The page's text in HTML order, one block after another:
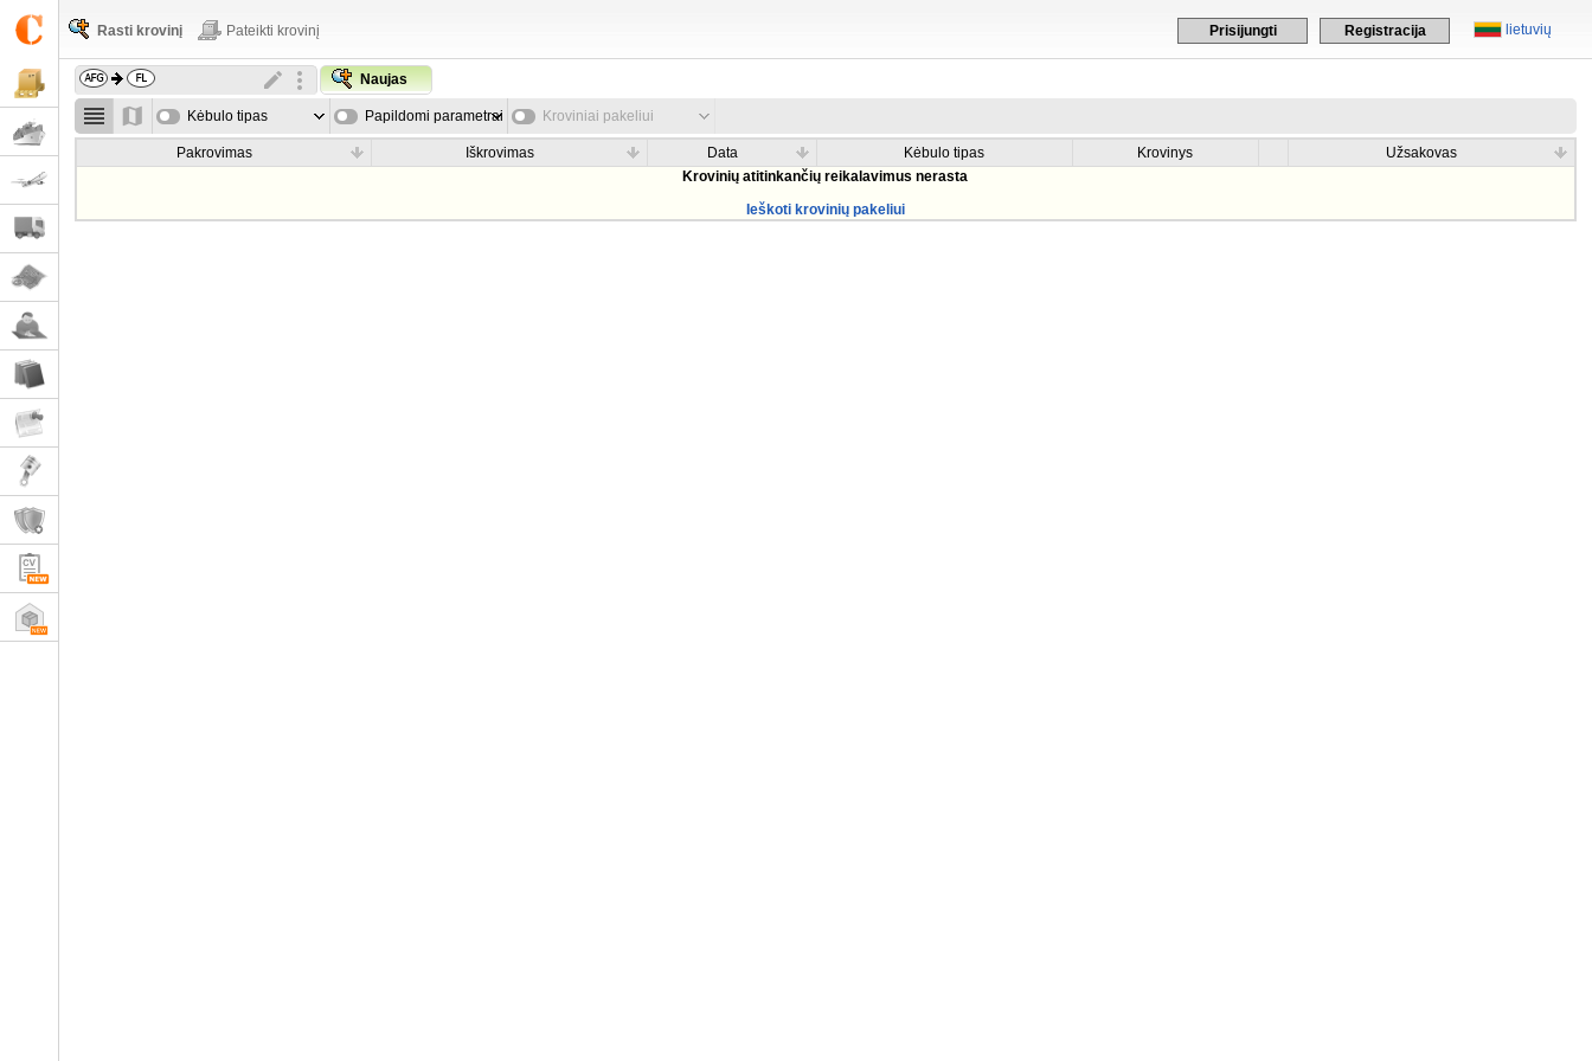
lietuvių
Prisijungti Registracija
Rasti krovinį Pateikti krovinį
Naujas
Kėbulo tipas Papildomi parametrai Kroviniai pakeliui
Pakrovimas Iškrovimas Data Kėbulo tipas Krovinys
Užsakovas
Krovinių atitinkančių reikalavimus nerasta
Ieškoti krovinių pakeliui